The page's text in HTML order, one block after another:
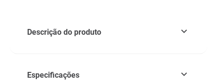
Descrição do produto
Especificações